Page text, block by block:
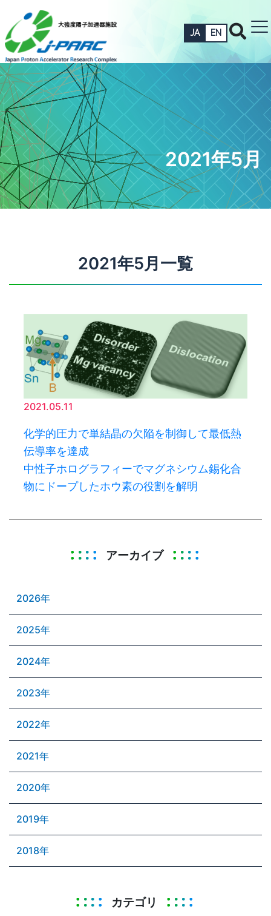
JA EN
2021年5月
2021年5月一覧
2021.05.11
化学的圧力で単結晶の欠陥を制御して最低熱
伝導率を達成
中性子ホログラフィーでマグネシウム錫化合
物にドープしたホウ素の役割を解明
アーカイブ
2026年
2025年
2024年
2023年
2022年
2021年
2020年
2019年
2018年
カテゴリ